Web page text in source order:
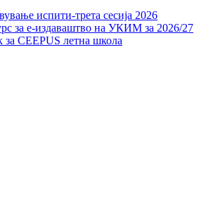
испити-трета сесија 2026
за е-издаваштво на УКИМ за 2026/27
за CEEPUS летна школа